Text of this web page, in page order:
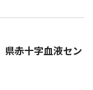
赤十字血液セン